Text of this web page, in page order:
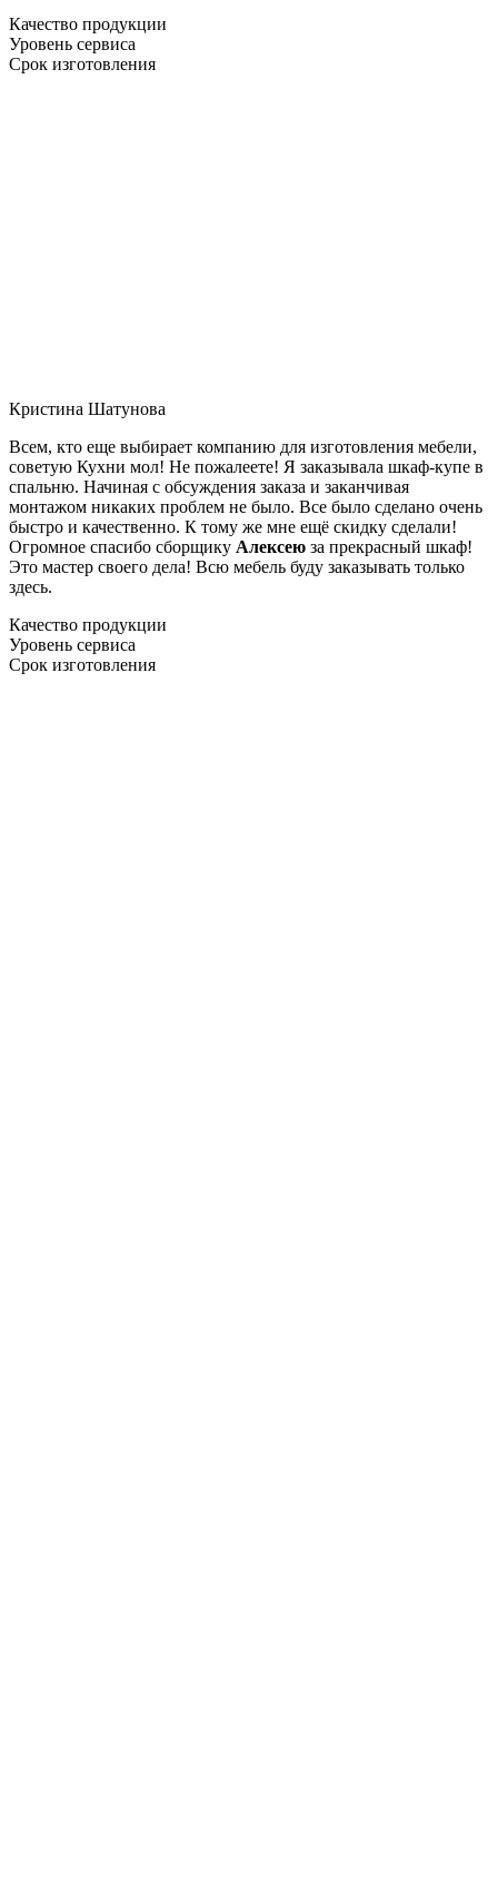
Качество продукции
Уровень сервиса
Срок изготовления
Кристина Шатунова
Всем, кто еще выбирает компанию для изготовления мебели,
советую Кухни мол! Не пожалеете! Я заказывала шкаф-купе в
спальню. Начиная с обсуждения заказа и заканчивая
монтажом никаких проблем не было. Все было сделано очень
быстро и качественно. К тому же мне ещё скидку сделали!
Огромное спасибо сборщику Алексею за прекрасный шкаф!
Это мастер своего дела! Всю мебель буду заказывать только
здесь.
Качество продукции
Уровень сервиса
Срок изготовления